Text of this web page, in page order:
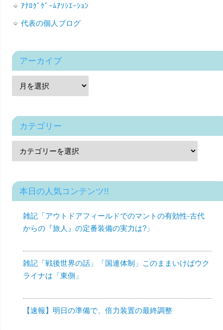
ｱﾅﾛｸﾞｹﾞｰﾑｱｿｼｴｰｼｮﾝ
代表の個人ブログ
アーカイブ
カテゴリー
本日の人気コンテンツ!!
雑記「アウトドアフィールドでのマントの有効性-古代
からの『旅人』の定番装備の実力は?」
雑記「戦後世界の話」「国連体制」このままいけばウク
ライナは「東側」
【速報】明日の準備で、倍力装置の最終調整